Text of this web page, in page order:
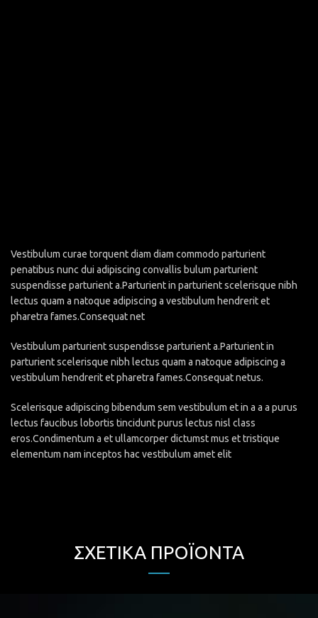
Vestibulum curae torquent diam diam commodo parturient
penatibus nunc dui adipiscing convallis bulum parturient
suspendisse parturient a.Parturient in parturient scelerisque nibh
lectus quam a natoque adipiscing a vestibulum hendrerit et
pharetra fames.Consequat net
Vestibulum parturient suspendisse parturient a.Parturient in
parturient scelerisque nibh lectus quam a natoque adipiscing a
vestibulum hendrerit et pharetra fames.Consequat netus.
Scelerisque adipiscing bibendum sem vestibulum et in a a a purus
lectus faucibus lobortis tincidunt purus lectus nisl class
eros.Condimentum a et ullamcorper dictumst mus et tristique
elementum nam inceptos hac vestibulum amet elit
ΣΧΕΤΙΚΆ ΠΡΟΪΌΝΤΑ